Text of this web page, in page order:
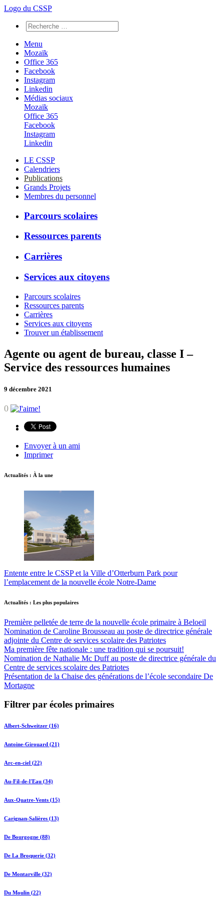
Logo du CSSP
Menu
Mozaïk
Office 365
Facebook
Instagram
Linkedin
Médias sociaux
Mozaïk
Office 365
Facebook
Instagram
Linkedin
LE CSSP
Calendriers
Publications
Grands Projets
Membres du personnel
Parcours scolaires
Ressources parents
Carrières
Services aux citoyens
Parcours scolaires
Ressources parents
Carrières
Services aux citoyens
Trouver un établissement
Agente ou agent de bureau, classe I –
Service des ressources humaines
9 décembre 2021
0
Envoyer à un ami
Imprimer
Actualités : À la une
Entente entre le CSSP et la Ville d’Otterburn Park pour
l’emplacement de la nouvelle école Notre-Dame
Actualités : Les plus populaires
Première pelletée de terre de la nouvelle école primaire à Beloeil
Nomination de Caroline Brousseau au poste de directrice générale
adjointe du Centre de services scolaire des Patriotes
Ma première fête nationale : une tradition qui se poursuit!
Nomination de Nathalie Mc Duff au poste de directrice générale du
Centre de services scolaire des Patriotes
Présentation de la Chaise des générations de l’école secondaire De
Mortagne
Filtrer par écoles primaires
Albert-Schweitzer (16)
Antoine-Girouard (21)
Arc-en-ciel (22)
Au-Fil-de-l'Eau (34)
Aux-Quatre-Vents (15)
Carignan-Salières (13)
De Bourgogne (88)
De La Broquerie (32)
De Montarville (32)
Du Moulin (22)